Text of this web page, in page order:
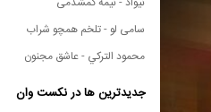
سامی لو - تلخم همچو شراب
محمود التركي - عاشق مجنون
جدیدترین ها در نکست وان